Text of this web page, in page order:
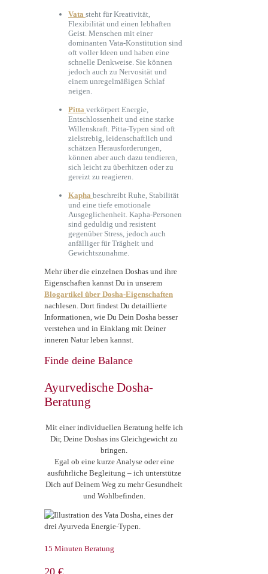
Vata steht für Kreativität,
Flexibilität und einen lebhaften
Geist. Menschen mit einer
dominanten Vata-Konstitution sind
oft voller Ideen und haben eine
schnelle Denkweise. Sie können
jedoch auch zu Nervosität und
einem unregelmäßigen Schlaf
neigen.
Pitta verkörpert Energie,
Entschlossenheit und eine starke
Willenskraft. Pitta-Typen sind oft
zielstrebig, leidenschaftlich und
schätzen Herausforderungen,
können aber auch dazu tendieren,
sich leicht zu überhitzen oder zu
gereizt zu reagieren.
Kapha beschreibt Ruhe, Stabilität
und eine tiefe emotionale
Ausgeglichenheit. Kapha-Personen
sind geduldig und resistent
gegenüber Stress, jedoch auch
anfälliger für Trägheit und
Gewichtszunahme.
Mehr über die einzelnen Doshas und ihre
Eigenschaften kannst Du in unserem
Blogartikel über Dosha-Eigenschaften
nachlesen. Dort findest Du detaillierte
Informationen, wie Du Dein Dosha besser
verstehen und in Einklang mit Deiner
inneren Natur leben kannst.
Finde deine Balance
Ayurvedische Dosha-
Beratung
Mit einer individuellen Beratung helfe ich
Dir, Deine Doshas ins Gleichgewicht zu
bringen.
Egal ob eine kurze Analyse oder eine
ausführliche Begleitung – ich unterstütze
Dich auf Deinem Weg zu mehr Gesundheit
und Wohlbefinden.
15 Minuten Beratung